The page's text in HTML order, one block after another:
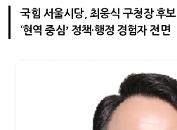
국힘 서울시당, 최웅식 구청장 후보
‘현역 중심ʼ 정책·행정 경험자 전면